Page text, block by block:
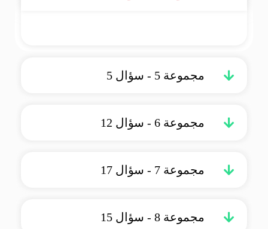
مجموعة 5 - سؤال 5
مجموعة 6 - سؤال 12
مجموعة 7 - سؤال 17
مجموعة 8 - سؤال 15